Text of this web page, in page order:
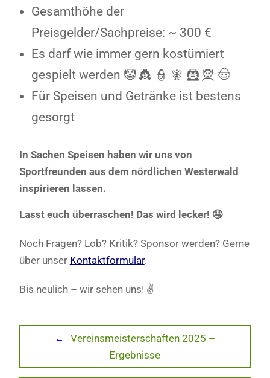
Gesamthöhe der
Preisgelder/Sachpreise: ~ 300 €
Es darf wie immer gern kostümiert
gespielt werden 🤡 👸 👮 🧚 🦹 🧝 🤠
Für Speisen und Getränke ist bestens
gesorgt
In Sachen Speisen haben wir uns von
Sportfreunden aus dem nördlichen Westerwald
inspirieren lassen.
Lasst euch überraschen! Das wird lecker! 🤤
Noch Fragen? Lob? Kritik? Sponsor werden? Gerne
über unser Kontaktformular.
Bis neulich – wir sehen uns! ✌️
Beitragsnavigation
Previous
Vereinsmeisterschaften 2025 –
Ergebnisse